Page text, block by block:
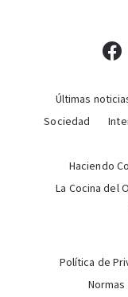
Últimas
Sociedad
Haciendo
La Cocina del
Política de